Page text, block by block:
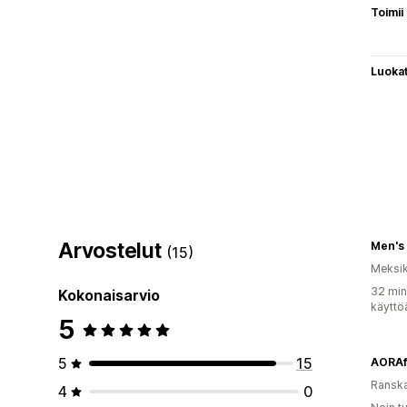
Toimii
Luokat
Arvostelut (15)
Kokonaisarvio
5
5
15
4
0
32